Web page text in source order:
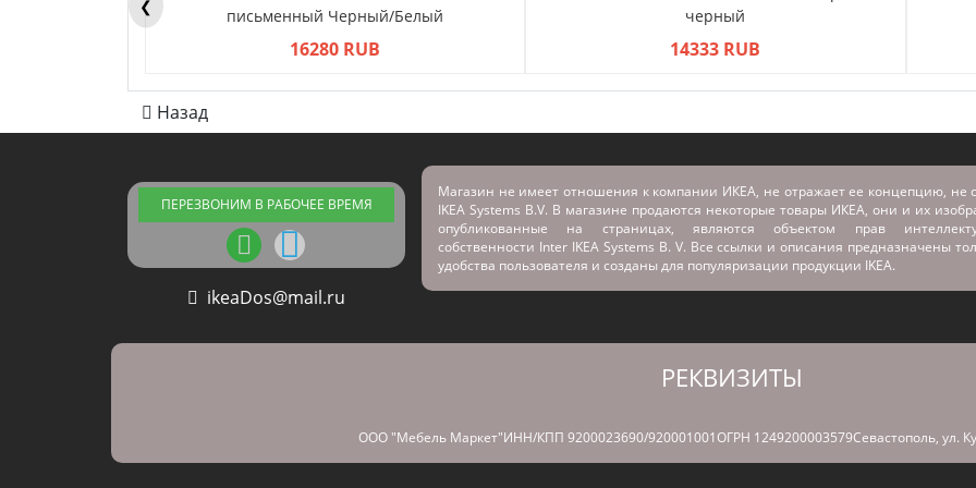
❮
письменный Черный/Белый
16280 RUB
черный
14333 RUB
Назад
ПЕРЕЗВОНИМ В РАБОЧЕЕ ВРЕМЯ
ikeaDos@mail.ru
Магазин не имеет отношения к компании ИКЕА, не отражает ее концепцию, не
IKEA Systems B.V. В магазине продаются некоторые товары ИКЕА, они и их
опубликованные на страницах, являются объектом прав
собственности Inter IKEA Systems B. V. Все ссылки и описания предназначены
удобства пользователя и созданы для популяризации продукции IKEA.
РЕКВИЗИТЫ
ООО "Мебель Маркет"ИНН/КПП 9200023690/920001001 ОГРН 1249200003579Севастополь, ул.